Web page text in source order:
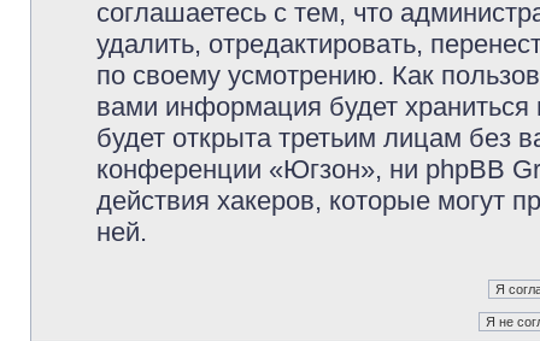
соглашаетесь с тем, что
удалить, отредактировать,
по своему усмотрению. Как
вами информация будет
будет открыта третьим лицам без
конференции «Югзон», ни phpBB
действия хакеров, которые могут
ней.